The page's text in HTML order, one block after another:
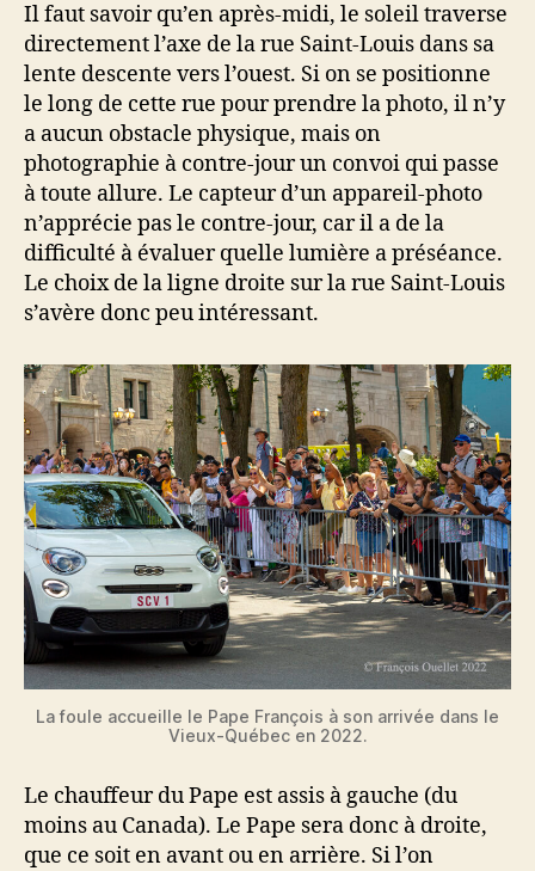
Il faut savoir qu’en après-midi, le soleil traverse
directement l’axe de la rue Saint-Louis dans sa
lente descente vers l’ouest. Si on se positionne
le long de cette rue pour prendre la photo, il n’y
a aucun obstacle physique, mais on
photographie à contre-jour un convoi qui passe
à toute allure. Le capteur d’un appareil-photo
n’apprécie pas le contre-jour, car il a de la
difficulté à évaluer quelle lumière a préséance.
Le choix de la ligne droite sur la rue Saint-Louis
s’avère donc peu intéressant.
La foule accueille le Pape François à son arrivée dans le
Vieux-Québec en 2022.
Le chauffeur du Pape est assis à gauche (du
moins au Canada). Le Pape sera donc à droite,
que ce soit en avant ou en arrière. Si l’on